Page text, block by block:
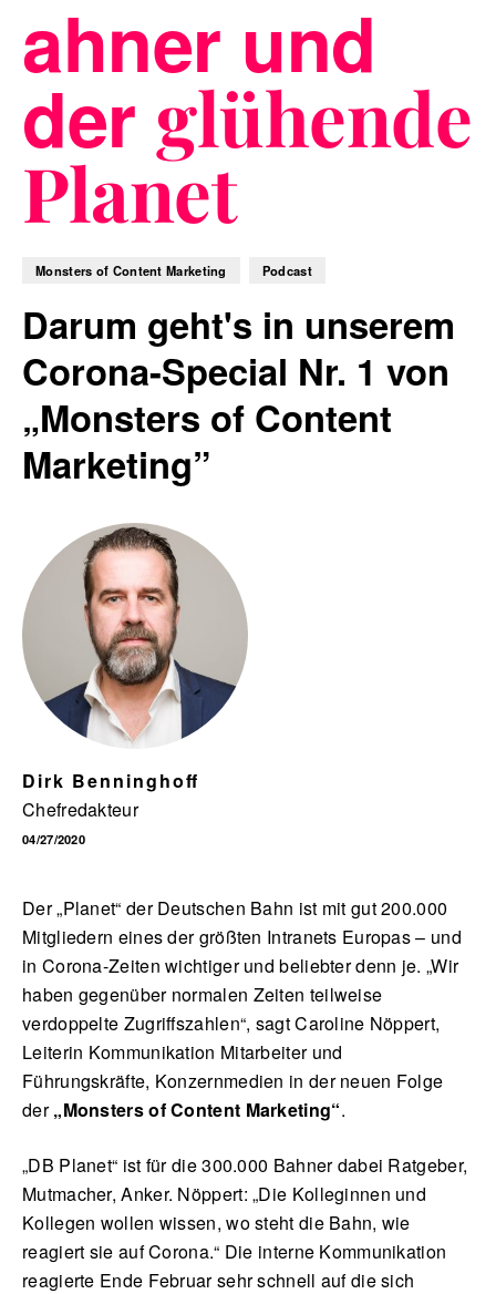
Blog
Nachhaltigkeit
f_LAB
Kontakt
English
ahner und
der glühende
Planet
Monsters of Content Marketing Podcast
Darum geht's in unserem
Corona-Special Nr. 1 von
„Monsters of Content
Marketing”
Dirk Benninghoff
Chefredakteur
04/27/2020
Der „Planet“ der Deutschen Bahn ist mit gut 200.000
Mitgliedern eines der größten Intranets Europas – und
in Corona-Zeiten wichtiger und beliebter denn je. „Wir
haben gegenüber normalen Zeiten teilweise
verdoppelte Zugriffszahlen“, sagt Caroline Nöppert,
Leiterin Kommunikation Mitarbeiter und
Führungskräfte, Konzernmedien in der neuen Folge
der„Monsters of Content Marketing“.
„DB Planet“ ist für die 300.000 Bahner dabei Ratgeber,
Mutmacher, Anker. Nöppert: „Die Kolleginnen und
Kollegen wollen wissen, wo steht die Bahn, wie
reagiert sie auf Corona.“ Die interne Kommunikation
reagierte Ende Februar sehr schnell auf die sich